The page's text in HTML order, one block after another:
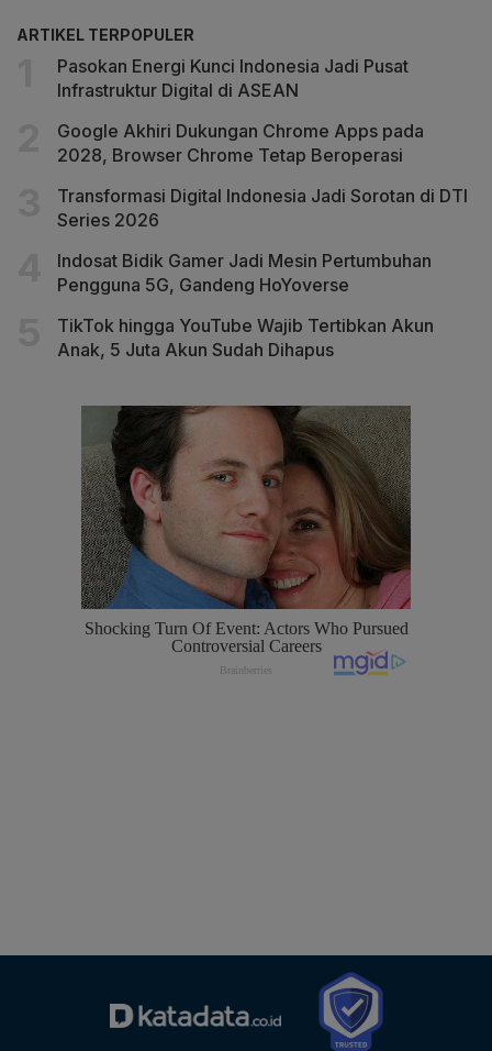
ARTIKEL TERPOPULER
Pasokan Energi Kunci Indonesia Jadi Pusat
Infrastruktur Digital di ASEAN
Google Akhiri Dukungan Chrome Apps pada
2028, Browser Chrome Tetap Beroperasi
Transformasi Digital Indonesia Jadi Sorotan di DTI
Series 2026
Indosat Bidik Gamer Jadi Mesin Pertumbuhan
Pengguna 5G, Gandeng HoYoverse
TikTok hingga YouTube Wajib Tertibkan Akun
Anak, 5 Juta Akun Sudah Dihapus